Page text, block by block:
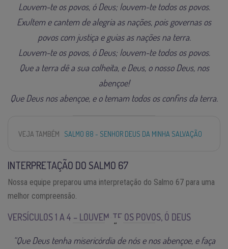
Louvem-te os povos, ó Deus; louvem-te todos os povos.
Exultem e cantem de alegria as nações, pois governas os
povos com justiça e guias as nações na terra.
Louvem-te os povos, ó Deus; louvem-te todos os povos.
Que a terra dê a sua colheita, e Deus, o nosso Deus, nos
abençoe!
Que Deus nos abençoe, e o temam todos os confins da terra.
VEJA TAMBÉM SALMO 88 - SENHOR DEUS DA MINHA SALVAÇÃO
INTERPRETAÇÃO DO SALMO 67
Nossa equipe preparou uma interpretação do Salmo 67 para uma
melhor compreensão.
VERSÍCULOS 1 A 4 – LOUVEM-TE OS POVOS, Ó DEUS
“Que Deus tenha misericórdia de nós e nos abençoe, e faça